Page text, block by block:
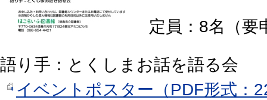
定員：8名（要
語り手：とくしまお話を語る会
イベントポスター（PDF形式：